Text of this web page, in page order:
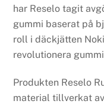
har Reselo tagit
gummi baserat på
roll i däckjätten
revolutionera
Produkten Reselo
material tillverkat